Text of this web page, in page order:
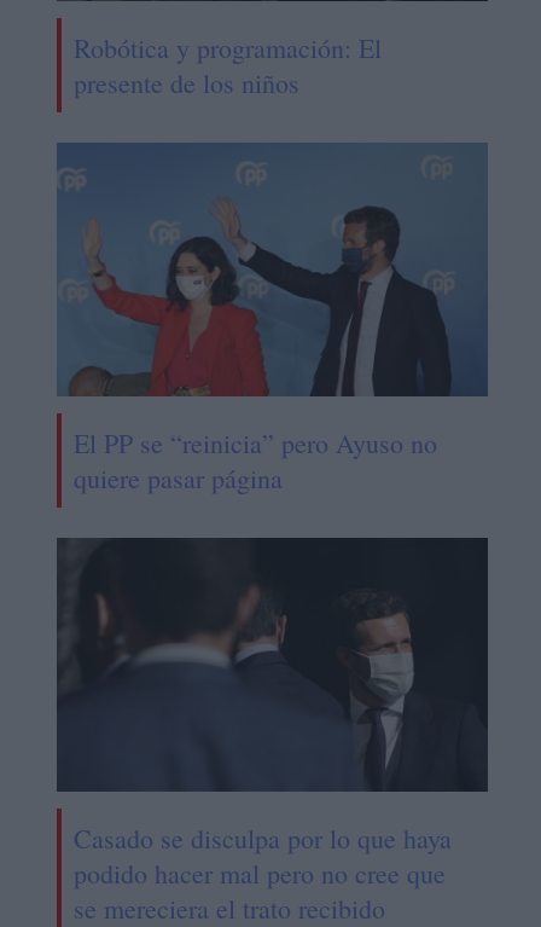
Robótica y programación: El
presente de los niños
El PP se “reinicia” pero Ayuso no
quiere pasar página
Casado se disculpa por lo que haya
podido hacer mal pero no cree que
se mereciera el trato recibido